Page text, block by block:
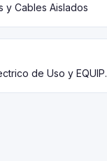
y Cables Aislados
de Uso y EQUIP.